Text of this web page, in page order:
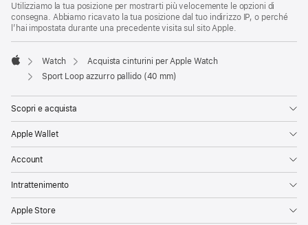
Utilizziamo la tua posizione per mostrarti più velocemente le opzioni di
consegna. Abbiamo ricavato la tua posizione dal tuo indirizzo IP, o perché
l’hai impostata durante una precedente visita sul sito Apple.
Apple
Watch
Acquista cinturini per Apple Watch
Sport Loop azzurro pallido (40 mm)
Scopri e acquista
Apple Wallet
Account
Intrattenimento
Apple Store